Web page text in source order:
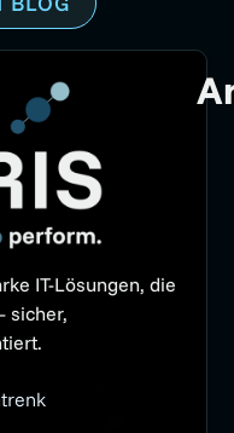
IT-Lösungen, die
sicher,